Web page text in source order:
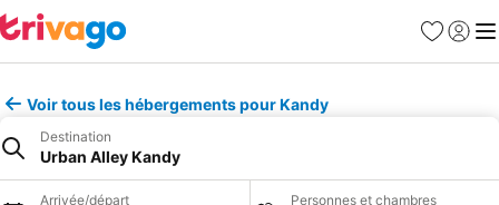
Favoris
Se
Voir tous les hébergements pour Kandy
Destination
Urban Alley Kandy
Arrivée/départ Personnes et chambres